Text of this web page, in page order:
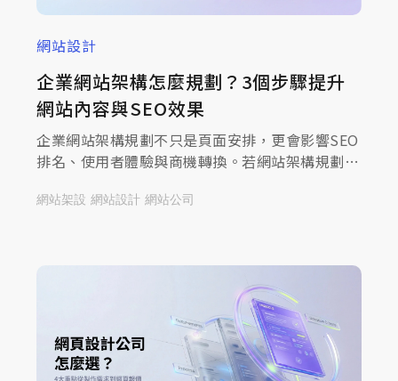
網站設計
企業網站架構怎麼規劃？3個步驟提升
網站內容與SEO效果
企業網站架構規劃不只是頁面安排，更會影響SEO
排名、使用者體驗與商機轉換。若網站架構規劃不
及導覽不易等問題，進而影響流量與成效。本文將
建立清晰的導覽層級，幫助企業在設計初期就奠定
良好的SEO與使用者體驗基礎。
網站架設 網站設計 網站公司